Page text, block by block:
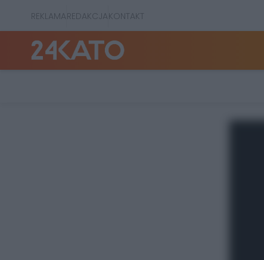
REKLAMAREDAKCJAKONTAKT